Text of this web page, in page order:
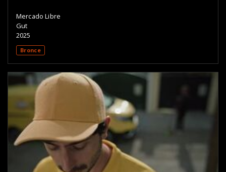
Mercado Libre
Gut
2025
Bronce